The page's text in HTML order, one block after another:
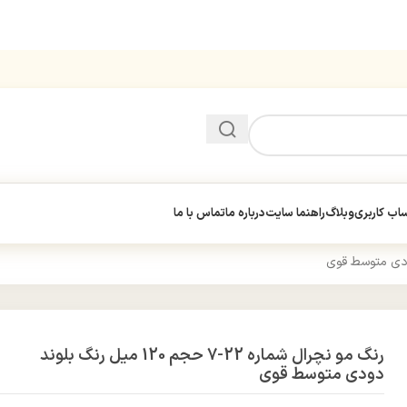
کاربریوبلاگراهنما سایتدرباره ماتماس با ما
رنگ مو نچرال شماره 22-7 حجم 120 میل رنگ بلوند
دودی متوسط قوی